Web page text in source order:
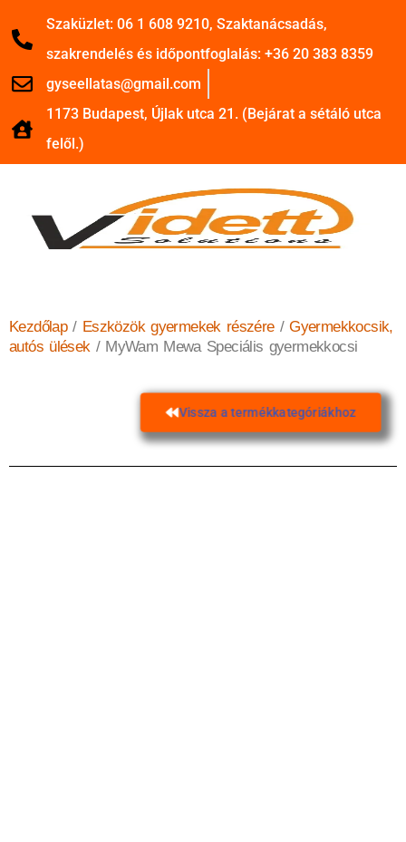
Szaküzlet: 06 1 608 9210, Szaktanácsadás,
szakrendelés és időpontfoglalás: +36 20 383 8359
gyseellatas@gmail.com
1173 Budapest, Újlak utca 21. (Bejárat a sétáló utca
felől.)
Kezdőlap/ Eszközök gyermekek részére/Gyermekkocsik,
autós ülések/ MyWam Mewa Speciális gyermekkocsi
Vissza a termékkategóriákhoz